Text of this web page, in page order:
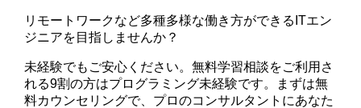
リモートワークなど多種多様な働き方ができるITエン
ジニアを目指しませんか？
未経験でもご安心ください。無料学習相談をご利用さ
れる9割の方はプログラミング未経験です。まずは無
料カウンセリングで、プロのコンサルタントにあなた